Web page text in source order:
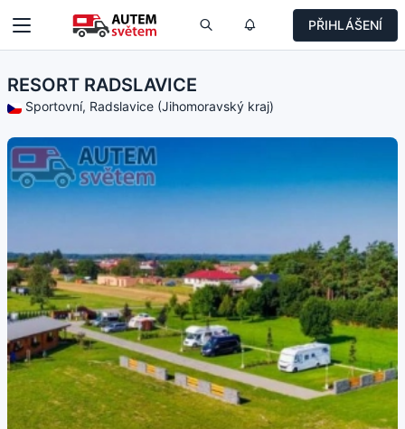
PŘIHLÁŠENÍ
RESORT RADSLAVICE
Sportovní, Radslavice (Jihomoravský kraj)